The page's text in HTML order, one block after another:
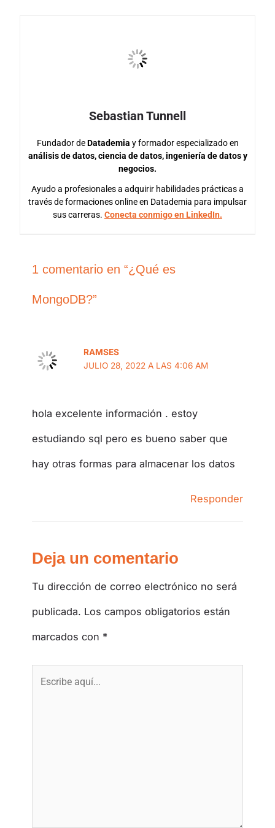
Sebastian Tunnell
Fundador deDatademia y formador especializado en
análisis de datos, ciencia de datos, ingeniería de datos y
negocios.
Ayudo a profesionales a adquirir habilidades prácticas a
través de formaciones online en Datademia para impulsar
sus carreras. Conecta conmigo en LinkedIn.
1 comentario en “¿Qué es
MongoDB?”
RAMSES
JULIO 28, 2022 A LAS 4:06 AM
hola excelente información . estoy
estudiando sql pero es bueno saber que
hay otras formas para almacenar los datos
Responder
Deja un comentario
Tu dirección de correo electrónico no será
publicada. Los campos obligatorios están
marcados con *